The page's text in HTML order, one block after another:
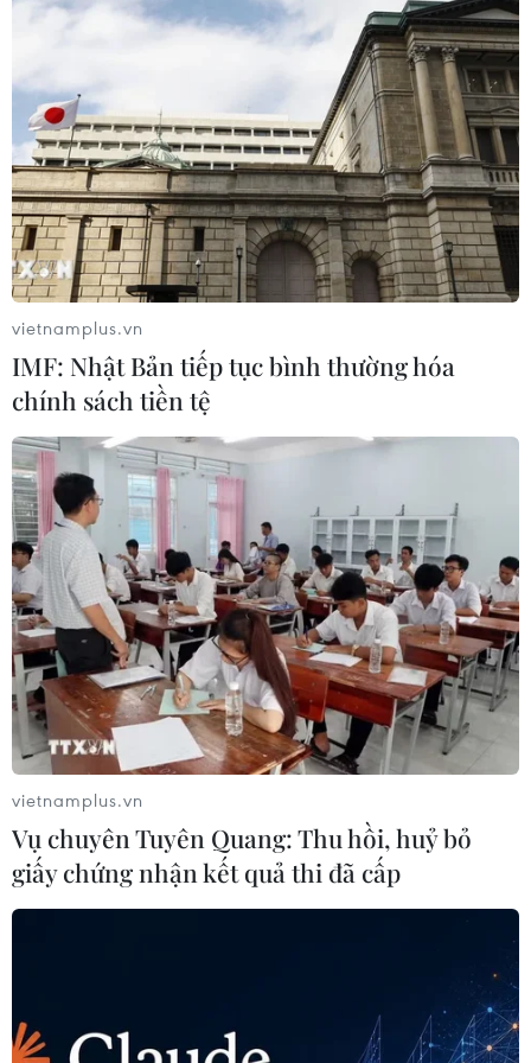
vietnamplus.vn
IMF: Nhật Bản tiếp tục bình thường hóa
chính sách tiền tệ
vietnamplus.vn
Vụ chuyên Tuyên Quang: Thu hồi, huỷ bỏ
giấy chứng nhận kết quả thi đã cấp